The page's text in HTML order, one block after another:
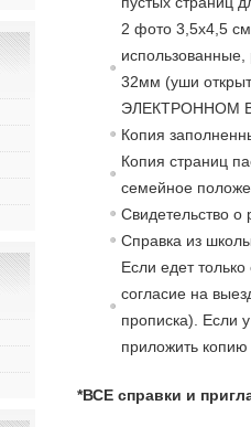
2 фото 3,5х4,5
32мм (уши
ЭЛЕКТРОННОМ
Копия
Копия страниц
семейное
Свидетельство
Справка из
Если едет
согласие на
прописка). Если
приложить
*ВСЕ справки и